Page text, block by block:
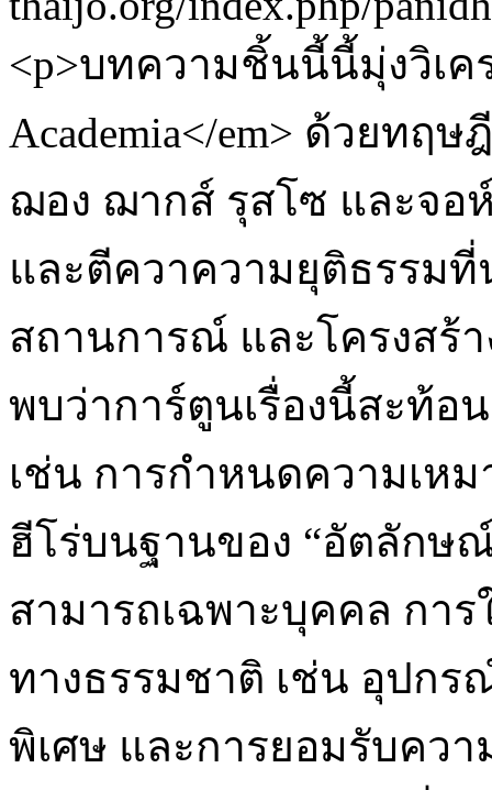
<p>บทความชิ้นนี้นี้มุ่งวิเค
Academia</em> ด้วยทฤ
ฌอง ฌากส์ รุสโซ และจอ
และตีควาความยุติธรรมที่
สถานการณ์ และโครงสร้
พบว่าการ์ตูนเรื่องนี้สะท้
เช่น การกำหนดความเห
ฮีโร่บนฐานของ “อัตลักษ
สามารถเฉพาะบุคคล กา
ทางธรรมชาติ เช่น อุปก
พิเศษ และการยอมรับคว